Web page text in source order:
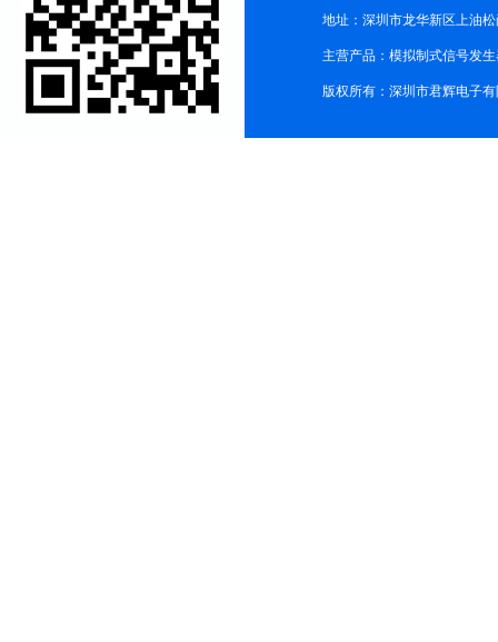
地址：深圳市龙华新区上油松
主营产品：模拟制式信号发
版权所有：深圳市君辉电子